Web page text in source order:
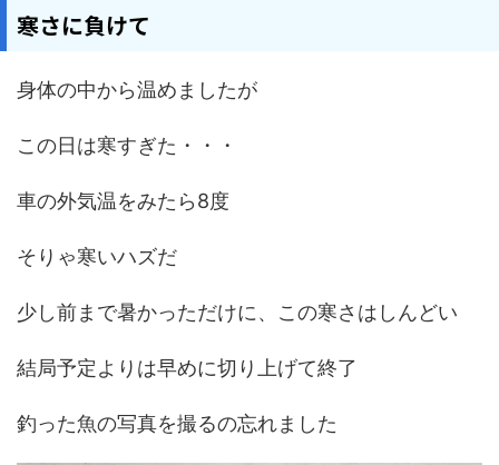
寒さに負けて
身体の中から温めましたが
この日は寒すぎた・・・
車の外気温をみたら8度
そりゃ寒いハズだ
少し前まで暑かっただけに、この寒さはしんどい
結局予定よりは早めに切り上げて終了
釣った魚の写真を撮るの忘れました